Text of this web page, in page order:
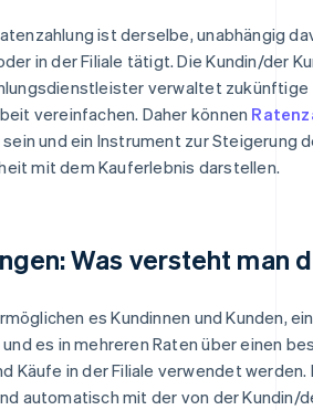
ist derselbe, unabhängig
in der Filiale tätigt. Die Kundin/der
verwaltet zukünftige
vereinfachen. Daher können
und ein Instrument zur Steigerung
mit dem Kauferlebnis darstellen.
Was versteht man
es Kundinnen und Kunden,
es in mehreren Raten über einen
Käufe in der Filiale verwendet
automatisch mit der von der Kundin/